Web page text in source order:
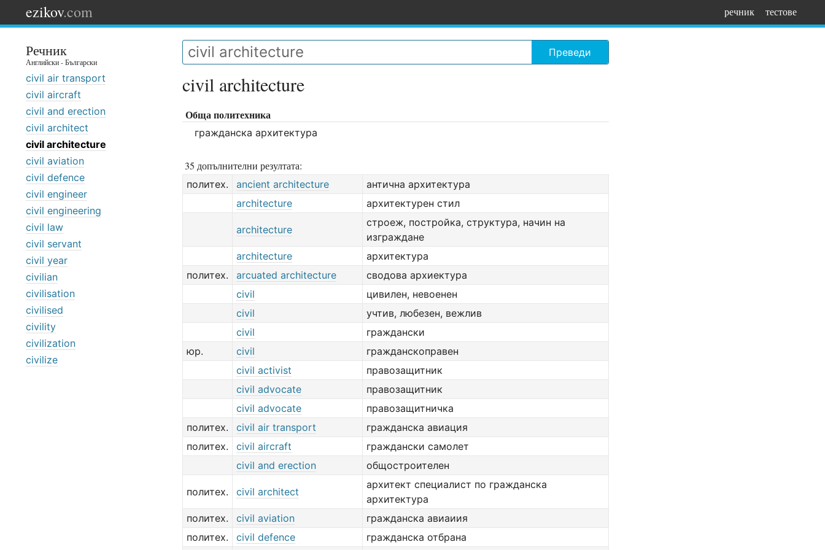
ezikov.com речник тестове
Речник
Английски - Български
civil air transport
civil aircraft
civil and erection
civil architect
civil architecture
civil aviation
civil defence
civil engineer
civil engineering
civil law
civil servant
civil year
civilian
civilisation
civilised
civility
civilization
civilize
Преведи
civil architecture
Обща политехника
гражданска архитектура
35 допълнителни резултата:
политех. ancient architecture
антична архитектура
architecture
архитектурен стил
architecture
строеж, постройка, структура, начин на
изграждане
architecture
архитектура
политех.
arcuated architecture
сводова архиектура
civil
цивилен, невоенен
civil
учтив, любезен, вежлив
civil
граждански
юр.
civil
гражданскоправен
civil activist
правозащитник
civil advocate
правозащитник
civil advocate
правозащитничка
политех.
civil air transport
гражданска авиация
политех.
civil aircraft
граждански самолет
civil and erection
общостроителен
политех. civil architect
архитект специалист по гражданска
архитектура
политех.
civil aviation
гражданска авиаиия
политех.
civil defence гражданска отбрана